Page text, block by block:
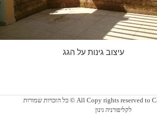
עיצוב גינות על הגג
All Copy rights reserved to California Gardens © כל הזכויות שמורות
לקליפורניה גינון